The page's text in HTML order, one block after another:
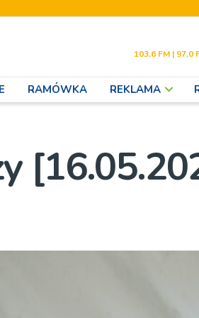
103,6 FM | 97,0
RAMÓWKA REKLAMA